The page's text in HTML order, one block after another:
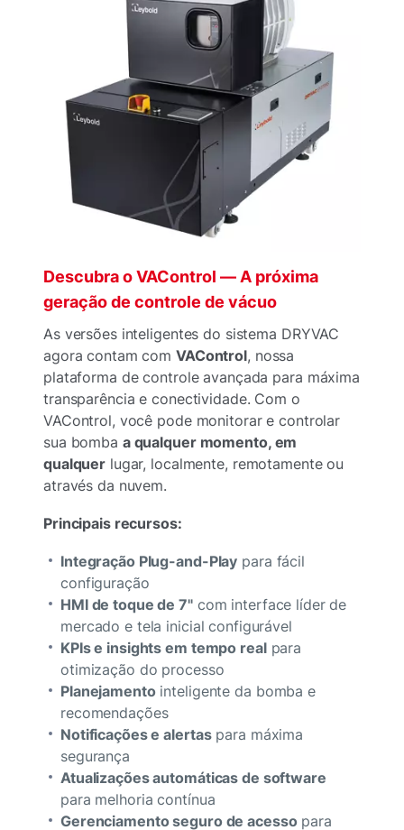
Descubra o VAControl — A próxima
geração de controle de vácuo
As versões inteligentes do sistema DRYVAC
agora contam comVAControl, nossa
plataforma de controle avançada para máxima
transparência e conectividade. Com o
VAControl, você pode monitorar e controlar
sua bomba a qualquer momento, em
qualquer lugar, localmente, remotamente ou
através da nuvem.
Principais recursos:
Integração Plug-and-Play para fácil
configuração
HMI de toque de 7"com interface líder de
mercado e tela inicial configurável
KPIs e insights em tempo realpara
otimização do processo
Planejamentointeligente da bomba e
recomendações
Notificações e alertaspara máxima
segurança
Atualizações automáticas de software
para melhoria contínua
Gerenciamento seguro de acessopara